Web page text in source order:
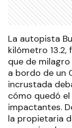
La autopista
kilómetro
que de
a bordo de un
incrustada
cómo quedó
impactantes.
la propietaria